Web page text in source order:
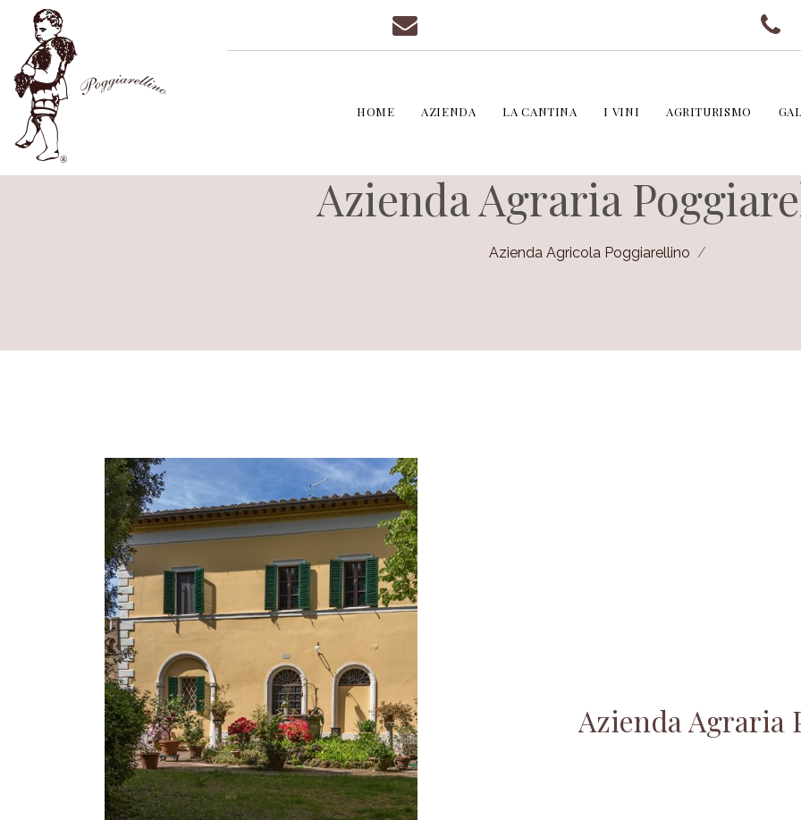
HOME AZIENDA LA CANTINA I VINI AGRITURISMO
Azienda Agraria
Azienda Agricola Poggiarellino
Azienda Agraria